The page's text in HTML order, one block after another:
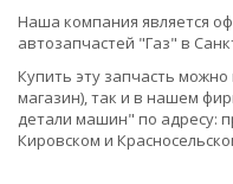
Наша компания является
автозапчастей "Газ" в
Купить эту запчасть
магазин), так и в нашем
детали машин" по адресу:
Кировском и